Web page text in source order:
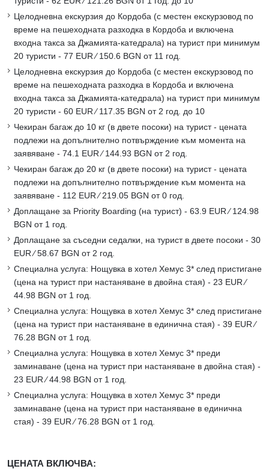
Целодневна екскурзия до Кордоба (с местен екскурзовод по
време на пешеходната разходка в Кордоба и включена
входна такса за Джамията-катедрала) на турист при минимум
20 туристи - 77 EUR ∕ 150.6 BGN от 11 год.
Целодневна екскурзия до Кордоба (с местен екскурзовод по
време на пешеходната разходка в Кордоба и включена
входна такса за Джамията-катедрала) на турист при минимум
20 туристи - 60 EUR ∕ 117.35 BGN от 2 год. до 10
Чекиран багаж до 10 кг (в двете посоки) на турист - цената
подлежи на допълнително потвърждение към момента на
заявяване - 74.1 EUR ∕ 144.93 BGN от 2 год.
Чекиран багаж до 20 кг (в двете посоки) на турист - цената
подлежи на допълнително потвърждение към момента на
заявяване - 112 EUR ∕ 219.05 BGN от 0 год.
Доплащане за Priority Boarding (на турист) - 63.9 EUR ∕ 124.98
BGN от 1 год.
Доплащане за съседни седалки, на турист в двете посоки - 30
EUR ∕ 58.67 BGN от 2 год.
Специална услуга: Нощувка в хотел Хемус 3* след пристигане
(цена на турист при настаняване в двойна стая) - 23 EUR ∕
44.98 BGN от 1 год.
Специална услуга: Нощувка в хотел Хемус 3* след пристигане
(цена на турист при настаняване в единична стая) - 39 EUR ∕
76.28 BGN от 1 год.
Специална услуга: Нощувка в хотел Хемус 3* преди
заминаване (цена на турист при настаняване в двойна стая) -
23 EUR ∕ 44.98 BGN от 1 год.
Специална услуга: Нощувка в хотел Хемус 3* преди
заминаване (цена на турист при настаняване в единична
стая) - 39 EUR ∕ 76.28 BGN от 1 год.
ЦЕНАТА ВКЛЮЧВА: